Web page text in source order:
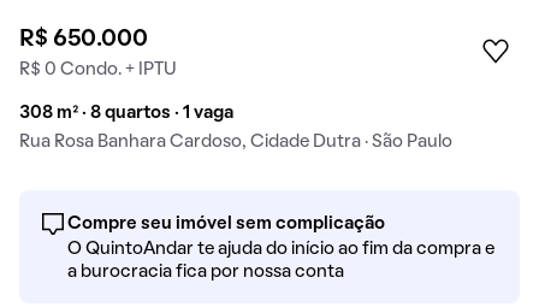
R$ 650.000
R$ 0 Condo. + IPTU
308 m² · 8 quartos · 1 vaga
Rua Rosa Banhara Cardoso, Cidade Dutra · São Paulo
Compre seu imóvel sem complicação
O QuintoAndar te ajuda do início ao fim da compra e
a burocracia fica por nossa conta